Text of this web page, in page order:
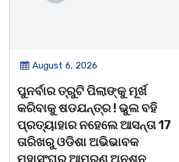
August 6, 2026
ଆତ୍ମହତ୍ୟା କରୁଥିବା ଯୁବକକୁ ଦେବ
ଦୂତ ସାଜି ଜୀବନ ବଞ୍ଚାଇଲେ ଥାନା
ଅଧିକାରୀ।
ବାଲିଅନ୍ତା, ୦୫/୦୮(ଗୋବର୍ଦ୍ଧନ ଦାସ):